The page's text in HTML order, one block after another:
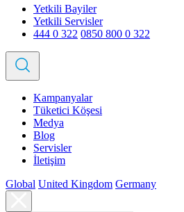
Yetkili Bayiler
Yetkili Servisler
444 0 322 0850 800 0 322
Kampanyalar
Tüketici Köşesi
Medya
Blog
Servisler
İletişim
Global United Kingdom Germany